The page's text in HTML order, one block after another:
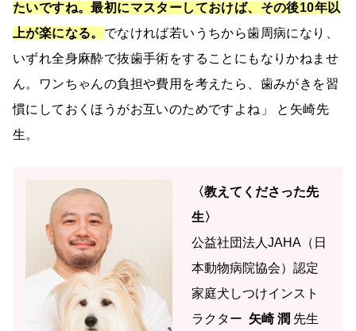
たいですね。最初にマスターしておけば、その後10年以
上が楽になる。 でなければ若いうちから歯周病になり、
いずれ全身麻酔で抜歯手術をすることにもなりかねませ
ん。ワンちゃんの負担や費用を考えたら、歯みがきを習
慣にしておくほうがお互いのためですよね」 と矢崎先
生。
〈教えてくださった先
生〉
公益社団法人JAHA（日
本動物病院協会）認定
家庭犬しつけインスト
ラクター 矢崎 潤 先生